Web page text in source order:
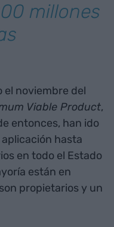
millones
el noviembre del
Viable Product,
entonces, han ido
hasta
en todo el Estado
están en
propietarios y un